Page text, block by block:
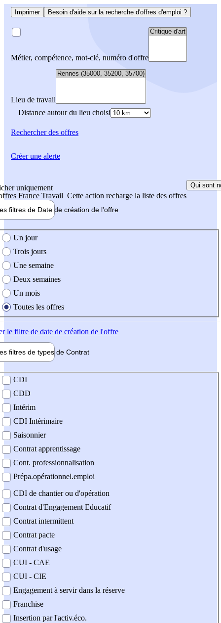
Imprimer Besoin d'aide sur la recherche d'offres d'emploi ?
Métier, compétence, mot-clé, numéro d'offre
Lieu de travail
Distance autour du lieu choisi
Rechercherdes offres
uniquement
France Travail Cette action recharge la liste des offres
Qui sont
filtres de Date de création de l'offre
création de l'offre
Un jour
Trois jours
Une semaine
Deux semaines
Un mois
Toutes les offres
le filtre de date de création de l'offre
filtres de types de Contrat
contrat
CDI
CDD
Intérim
CDI Intérimaire
Saisonnier
Contrat apprentissage
Cont. professionnalisation
Prépa.opérationnel.emploi
CDI de chantier ou d'opération
Contrat d'Engagement Educatif
Contrat intermittent
Contrat pacte
Contrat d'usage
CUI - CAE
CUI - CIE
Engagement à servir dans la réserve
Franchise
Insertion par l'activ.éco.
Créer une alerte